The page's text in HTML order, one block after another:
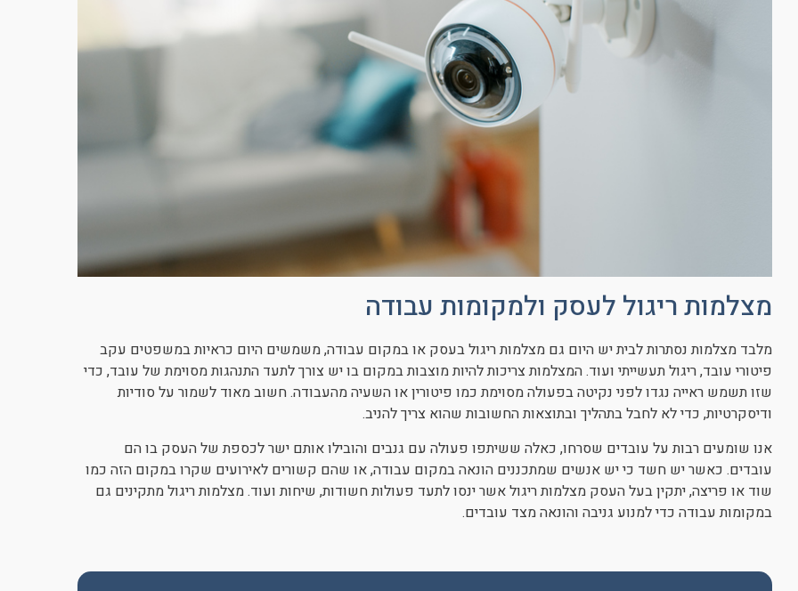
מצלמות ריגול לעסק ולמקומות עבודה
מלבד מצלמות נסתרות לבית יש היום גם מצלמות ריגול בעסק או במקום עבודה, משמשים היום כראיות במשפטים עקב
פיטורי עובד, ריגול תעשייתי ועוד. המצלמות צריכות להיות מוצבות במקום בו יש צורך לתעד התנהגות מסוימת של עובד, כדי
שזו תשמש ראייה נגדו לפני נקיטה בפעולה מסוימת כמו פיטורין או השעיה מהעבודה. חשוב מאוד לשמור על סודיות
ודיסקרטיות, כדי לא לחבל בתהליך ובתוצאות החשובות שהוא צריך להניב.
אנו שומעים רבות על עובדים שסרחו, כאלה ששיתפו פעולה עם גנבים והובילו אותם ישר לכספת של העסק בו הם
עובדים. כאשר יש חשד כי יש אנשים שמתכננים הונאה במקום עבודה, או שהם קשורים לאירועים שקרו במקום הזה כמו
שוד או פריצה, יתקין בעל העסק מצלמות ריגול אשר ינסו לתעד פעולות חשודות, שיחות ועוד. מצלמות ריגול מתקינים גם
במקומות עבודה כדי למנוע גניבה והונאה מצד עובדים.